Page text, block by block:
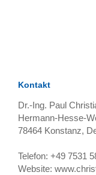
Kontakt
Dr.-Ing. Paul
Hermann-Hesse-
78464 Konstanz,
Telefon: +49 7531
Website: